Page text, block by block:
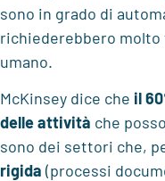
sono in grado di
richiederebbero molto
umano.
McKinsey dice che il
delle attività che
sono dei settori che,
rigida (processi